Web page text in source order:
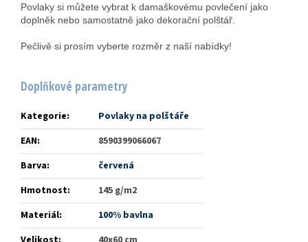
Povlaky si můžete vybrat k damaškovému povlečení jako
doplněk nebo samostatně jako dekorační polštář.
Pečlivě si prosím vyberte rozměr z naší nabídky!
Doplňkové parametry
Kategorie:
Povlaky na polštáře
EAN:
8590399066067
Barva:
červená
Hmotnost:
145 g/m2
Materiál:
100% bavlna